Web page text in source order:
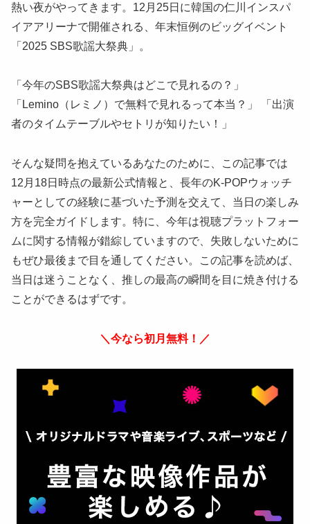
熱い夜がやってきます。12月25日に韓国の仁川インスパ
イアアリーナで開催される、年末恒例のビッグイベント
「2025 SBS歌謡大祭典」。
「今年のSBS歌謡大祭典はどこで見れるの？」
「Lemino（レミノ）で無料で見れるって本当？」 「出演
者のタイムテーブルやセトリが知りたい！」
そんな疑問を抱えているあなたのために、この記事では
12月18日時点の最新公式情報と、長年のK-POPウォッチ
ャーとしての経験に基づいた予測を交えて、当日の楽しみ
方を完全ガイドします。特に、今年は視聴プラットフォー
ムに関する情報が錯綜していますので、失敗しないために
もぜひ最後まで目を通してください。この記事を読めば、
当日は迷うことなく、推しの最高の瞬間を目に焼き付ける
ことができるはずです。
＼今なら初月無料！／